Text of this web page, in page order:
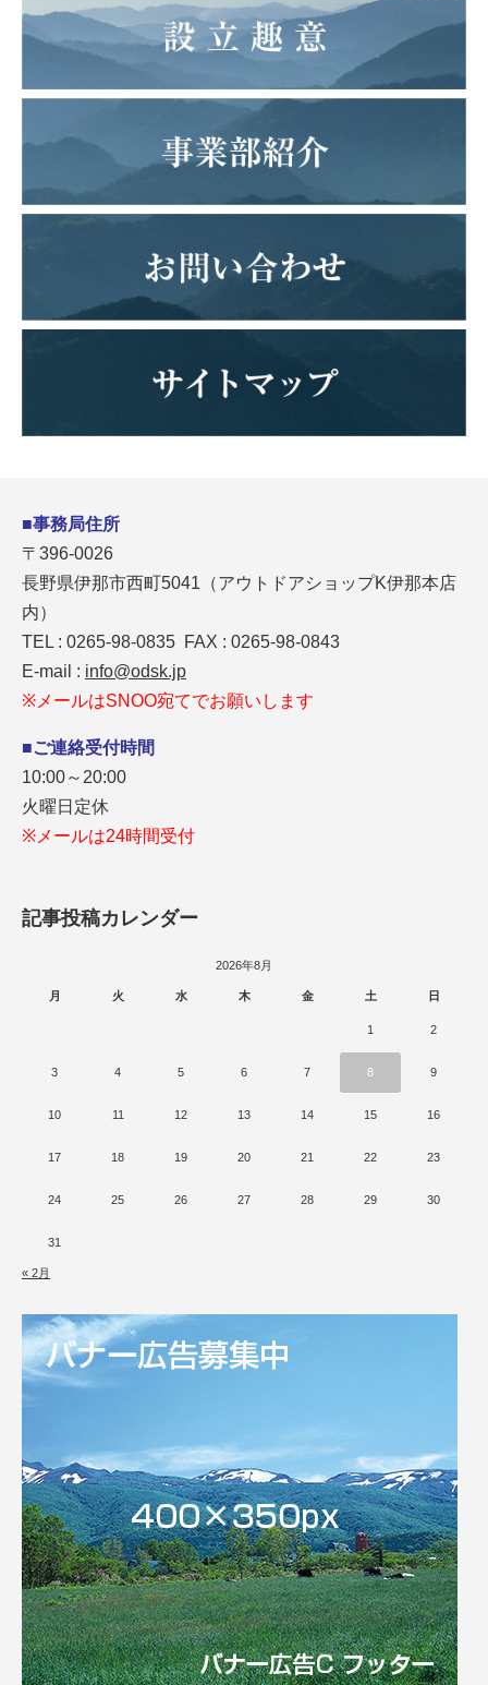
■事務局住所
〒396-0026
長野県伊那市西町5041（アウトドアショップK伊那本店
内）
TEL : 0265-98-0835 FAX : 0265-98-0843
E-mail : info@odsk.jp
※メールはSNOO宛てでお願いします
■ご連絡受付時間
10:00～20:00
火曜日定休
※メールは24時間受付
記事投稿カレンダー
2026年8月
月 火 水 木 金 土 日
1 2
3 4 5 6 7 8 9
10 11 12 13 14 15 16
17 18 19 20 21 22 23
24 25 26 27 28 29 30
31
« 2月